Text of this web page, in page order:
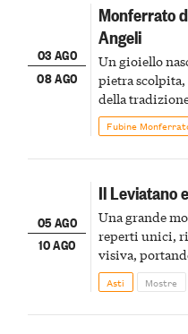
03 AGO
08 AGO
Monferrato
Angeli
Un gioiello
pietra
della
Fubine
05 AGO
10 AGO
Il Leviatano
Una grande
reperti unici,
visiva,
della scena le
Asti Mostre